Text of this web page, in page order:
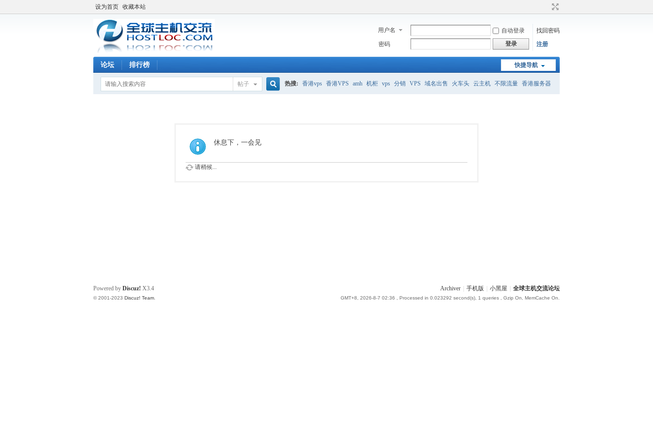
设为首页 收藏本站
用户名 自动登录
找回密码
密码
登录 注册
快捷导航
论坛 排行榜
帖子 热搜: 香港vps 香港VPS amh 机柜 vps 分销 VPS 域名出售 火车头 云主机 不限流量 香港服务器
休息下，一会见
请稍候...
Archiver 手机版 小黑屋 全球主机交流论坛
GMT+8, 2026-8-7 02:36 , Processed in 0.023292 second(s), 1 queries , Gzip On, MemCache On.
Powered by Discuz! X3.4
© 2001-2023 Discuz! Team